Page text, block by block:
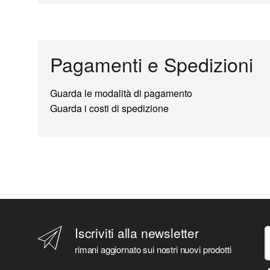
Pagamenti e Spedizioni
Guarda le modalità di pagamento
Guarda i costi di spedizione
Iscriviti alla newsletter
rimani aggiornato sui nostri nuovi prodotti